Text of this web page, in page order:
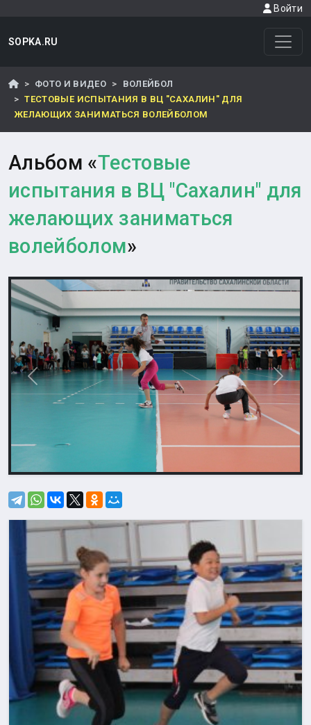
Войти
SOPKA.RU
ФОТО И ВИДЕО
ВОЛЕЙБОЛ
ТЕСТОВЫЕ ИСПЫТАНИЯ В ВЦ "САХАЛИН" ДЛЯ
ЖЕЛАЮЩИХ ЗАНИМАТЬСЯ ВОЛЕЙБОЛОМ
Альбом «Тестовые
испытания в ВЦ "Сахалин" для
желающих заниматься
волейболом»
Назад